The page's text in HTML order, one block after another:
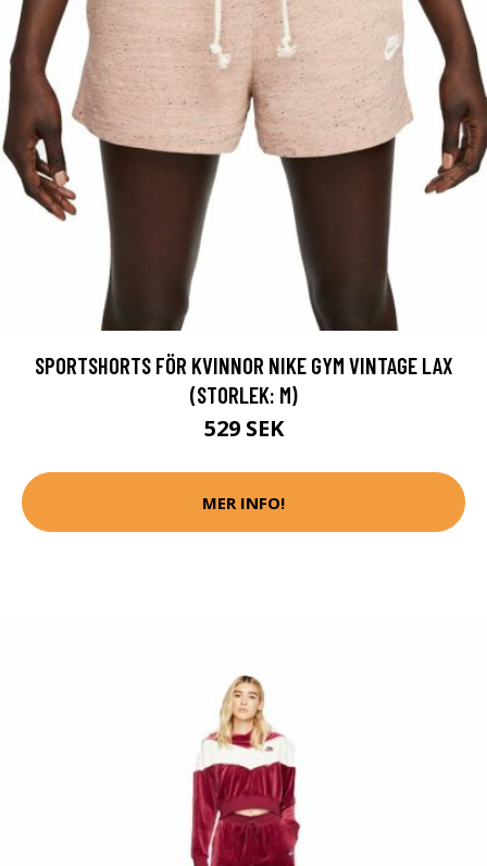
SPORTSHORTS FÖR KVINNOR NIKE GYM VINTAGE LAX
(STORLEK: M)
529 SEK
MER INFO!